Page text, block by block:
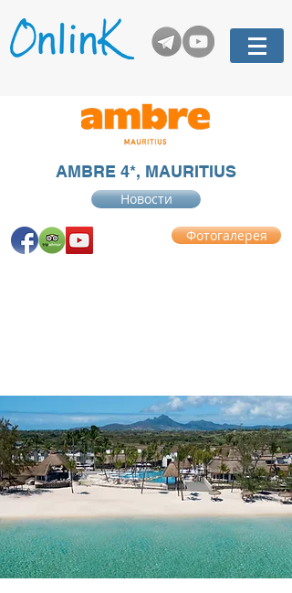
AMBRE 4*, MAURITIUS
Новости
Фотогалерея